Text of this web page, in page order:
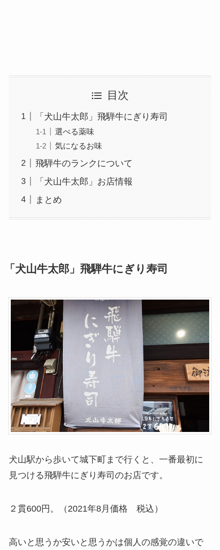
目次
「犬山牛太郎」飛騨牛にぎり寿司
選べる薬味
気になるお味
飛騨牛のランクについて
「犬山牛太郎」お店情報
まとめ
「犬山牛太郎」飛騨牛にぎり寿司
犬山駅から歩いて城下町まで行くと、一番最初に
見つける飛騨牛にぎり寿司のお店です。
２貫600円。（2021年8月価格 税込）
高いと思うか安いと思うかは個人の感覚の違いで